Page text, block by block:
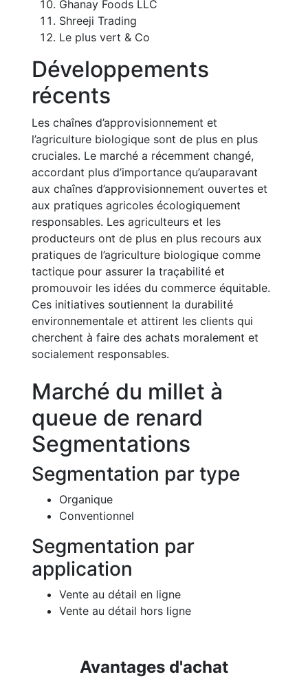
Ghanay Foods LLC
Shreeji Trading
Le plus vert & Co
Développements
récents
Les chaînes d’approvisionnement et
l’agriculture biologique sont de plus en plus
cruciales. Le marché a récemment changé,
accordant plus d’importance qu’auparavant
aux chaînes d’approvisionnement ouvertes et
aux pratiques agricoles écologiquement
responsables. Les agriculteurs et les
producteurs ont de plus en plus recours aux
pratiques de l’agriculture biologique comme
tactique pour assurer la traçabilité et
promouvoir les idées du commerce équitable.
Ces initiatives soutiennent la durabilité
environnementale et attirent les clients qui
cherchent à faire des achats moralement et
socialement responsables.
Marché du millet à
queue de renard
Segmentations
Segmentation par type
Organique
Conventionnel
Segmentation par
application
Vente au détail en ligne
Vente au détail hors ligne
Avantages d'achat